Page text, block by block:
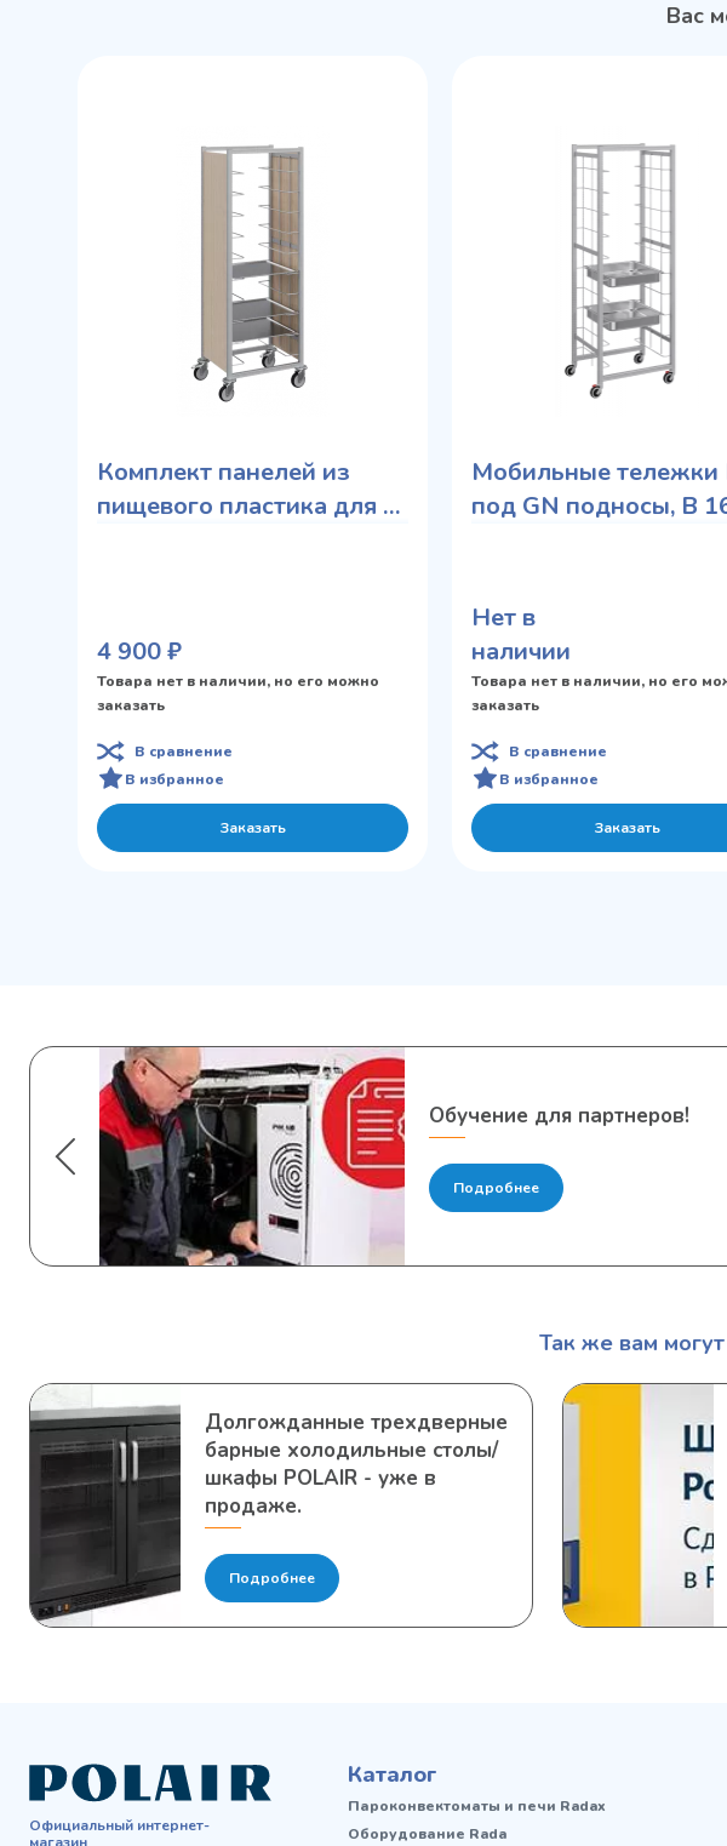
Вас
Комплект панелей из
пищевого пластика для 2-
4 900 ₽
Товара нет в наличии, но его можно
заказать
В сравнение
В избранное
Заказать
Мобильные тележки
под GN подносы, В
Нет в
наличии
Товара нет в наличии, но его
заказать
В сравнение
В избранное
Заказать
Обучение для партнеров!
Подробнее
Так же вам
Долгожданные трехдверные
барные холодильные столы/
шкафы POLAIR - уже в
продаже.
Подробнее
Официальный интернет-
Каталог
Пароконвектоматы и печи Radax
Оборудование Rada